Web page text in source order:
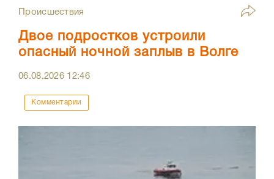
Происшествия
Двое подростков устроили
опасный ночной заплыв в Волге
06.08.2026 12:46
Комментарии